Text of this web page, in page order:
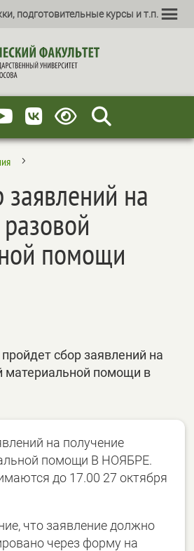
подготовительные курсы и т.п.
5
на
помощи
сбор заявлений на
материальной помощи в
на получение
помощи В НОЯБРЕ.
до 17.00 27 октября
что заявление должно
через форму на